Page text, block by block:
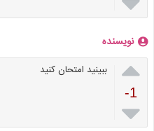
نویسنده

-1

ببینید امتحان کنید